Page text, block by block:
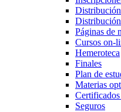
Páginas de
Cursos on-
Hemeroteca
Finales
Plan de
Materias
Seguros